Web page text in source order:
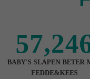
BABY'S SLAPEN BETER
FEDDE&KEES